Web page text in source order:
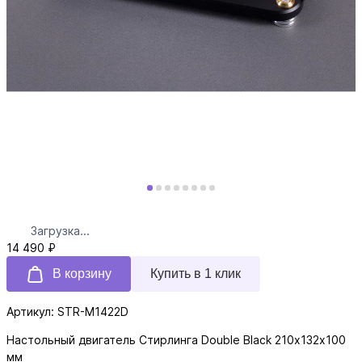
Загрузка...
14 490 ₽
В корзину
Купить в 1 клик
Артикул: STR-M1422D
Настольный двигатель Стирлинга Double Black 210х132х100
мм